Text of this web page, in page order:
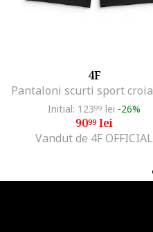
4F
Initial: 12399 lei -26%
9099lei
Vandut de 4F OFFICIAL